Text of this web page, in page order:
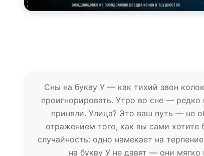
Сны на букву У — как тихий звон
проигнорировать. Утро во сне —
приняли. Улица? Это ваш путь — не
отражением того, как вы сами
случайность: одно намекает на
на букву У не давят — они